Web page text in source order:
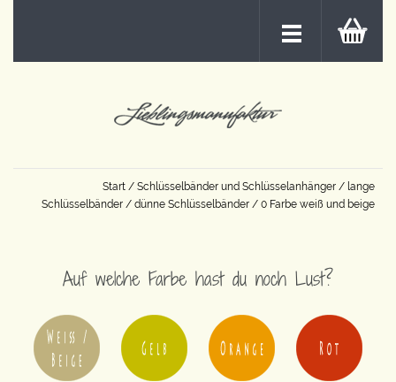
Start / Schlüsselbänder und Schlüsselanhänger / lange
Schlüsselbänder / dünne Schlüsselbänder / 0 Farbe weiß und beige
Auf welche Farbe hast du noch Lust?